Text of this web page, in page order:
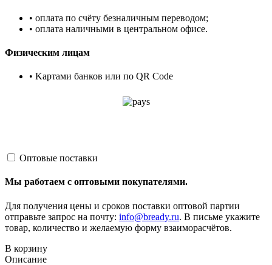
• оплата по счёту безналичным переводом;
• оплата наличными в центральном офисе.
Физическим лицам
• Kартами банков или по QR Code
Оптовые поставки
Мы работаем с оптовыми покупателями.
Для получения цены и сроков поставки оптовой партии
отправьте запрос на почту: info@bready.ru. В письме укажите
товар, количество и желаемую форму взаиморасчётов.
В корзину
Описание